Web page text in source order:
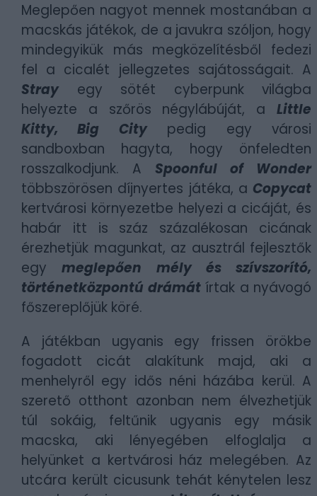
Meglepően nagyot mennek mostanában a
macskás játékok, de a javukra szóljon, hogy
mindegyikük más megközelítésből fedezi
fel a cicalét jellegzetes sajátosságait. A
Stray egy sötét cyberpunk világba
helyezte a szőrös négylábúját, a Little
Kitty, Big Citypedig egy városi
sandboxban hagyta, hogy önfeledten
rosszalkodjunk. A Spoonful of Wonder
többszörösen díjnyertes játéka, a Copycat
kertvárosi környezetbe helyezi a cicáját, és
habár itt is száz százalékosan cicának
érezhetjük magunkat, az ausztrál fejlesztők
egymeglepően mély és szívszorító,
történetközpontú drámátírtak a nyávogó
főszereplőjük köré.
A játékban ugyanis egy frissen örökbe
fogadott cicát alakítunk majd, aki a
menhelyről egy idős néni házába kerül. A
szerető otthont azonban nem élvezhetjük
túl sokáig, feltűnik ugyanis egy másik
macska, aki lényegében elfoglalja a
helyünket a kertvárosi ház melegében. Az
utcára került cicusunk tehát kénytelen lesz